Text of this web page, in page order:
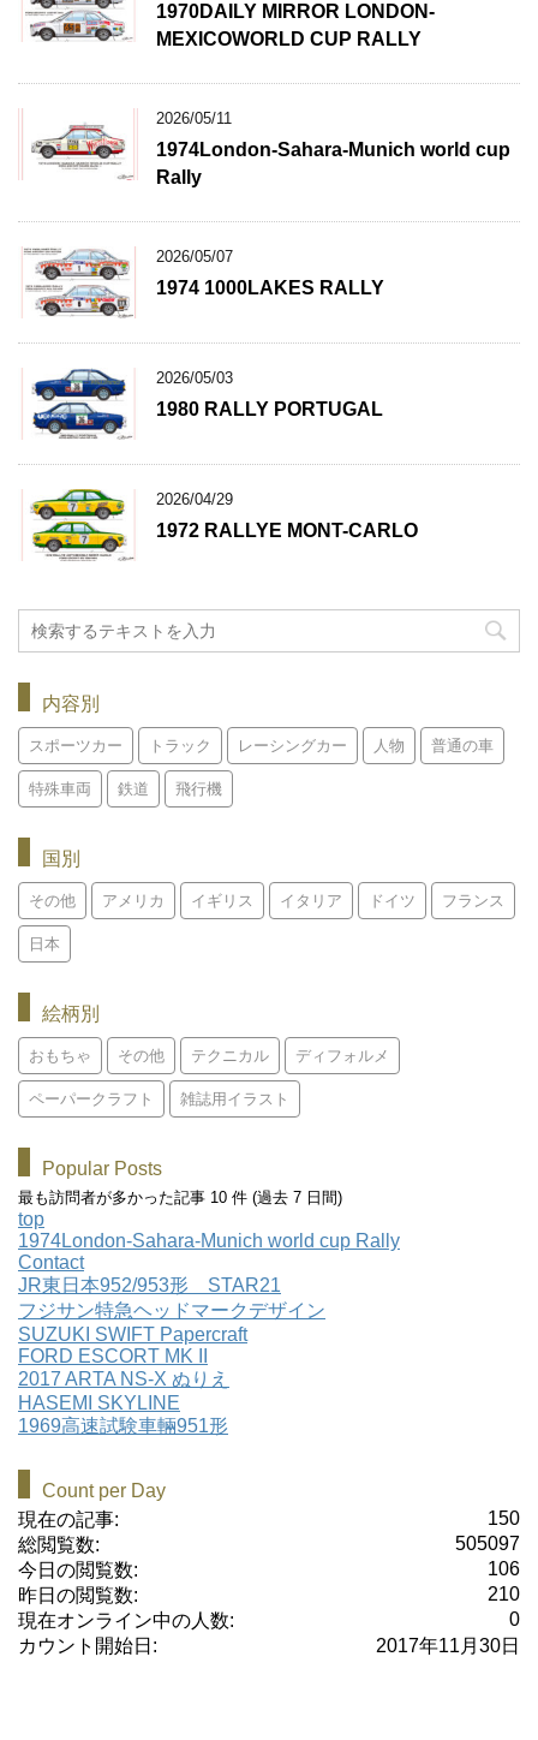
1970DAILY MIRROR LONDON-
MEXICOWORLD CUP RALLY
2026/05/11
1974London-Sahara-Munich world cup
Rally
2026/05/07
1974 1000LAKES RALLY
2026/05/03
1980 RALLY PORTUGAL
2026/04/29
1972 RALLYE MONT-CARLO
内容別
スポーツカー トラック レーシングカー 人物 普通の車
特殊車両 鉄道 飛行機
国別
その他 アメリカ イギリス イタリア ドイツ フランス
日本
絵柄別
おもちゃ その他 テクニカル ディフォルメ
ペーパークラフト 雑誌用イラスト
Popular Posts
最も訪問者が多かった記事 10 件 (過去 7 日間)
top
1974London-Sahara-Munich world cup Rally
Contact
JR東日本952/953形 STAR21
フジサン特急ヘッドマークデザイン
SUZUKI SWIFT Papercraft
FORD ESCORT MK II
2017 ARTA NS-X ぬりえ
HASEMI SKYLINE
1969高速試験車輛951形
Count per Day
150
現在の記事:
505097
総閲覧数:
106
今日の閲覧数:
210
昨日の閲覧数:
0
現在オンライン中の人数:
2017年11月30日
カウント開始日: